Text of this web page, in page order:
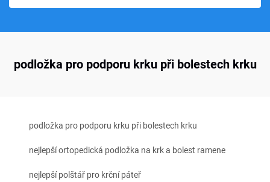
podložka pro podporu krku při bolestech krku
podložka pro podporu krku při bolestech krku
nejlepší ortopedická podložka na krk a bolest ramene
nejlepší polštář pro krční páteř